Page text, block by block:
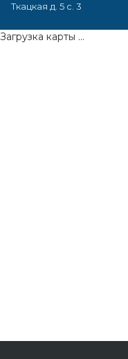
Ткацкая д. 5 с. 3
Загрузка карты ...